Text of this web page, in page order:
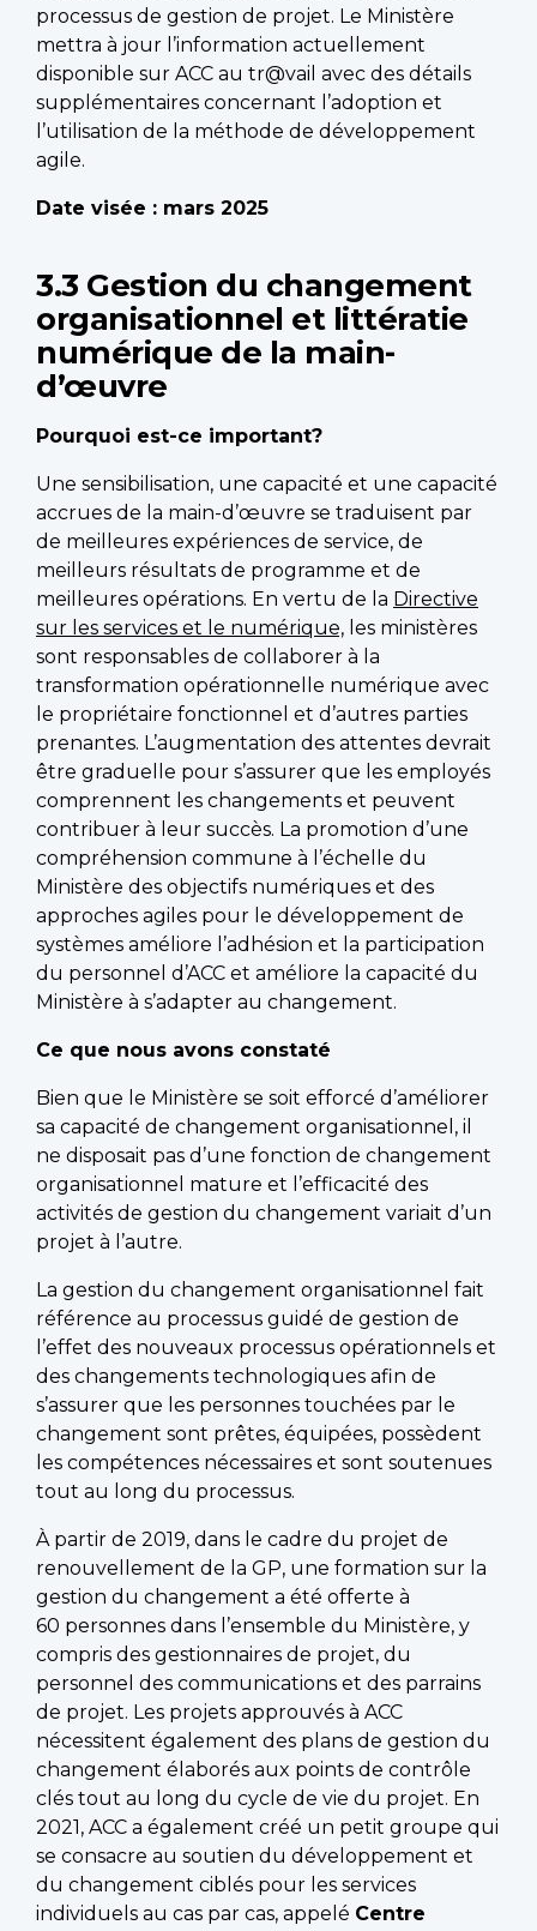
processus de gestion de projet. Le Ministère
mettra à jour l’information actuellement
disponible sur ACC au tr@vail avec des détails
supplémentaires concernant l’adoption et
l’utilisation de la méthode de développement
agile.
Date visée : mars 2025
3.3 Gestion du changement
organisationnel et littératie
numérique de la main-
d’œuvre
Pourquoi est-ce important?
Une sensibilisation, une capacité et une capacité
accrues de la main-d’œuvre se traduisent par
de meilleures expériences de service, de
meilleurs résultats de programme et de
meilleures opérations. En vertu de la Directive
sur les services et le numérique, les ministères
sont responsables de collaborer à la
transformation opérationnelle numérique avec
le propriétaire fonctionnel et d’autres parties
prenantes. L’augmentation des attentes devrait
être graduelle pour s’assurer que les employés
comprennent les changements et peuvent
contribuer à leur succès. La promotion d’une
compréhension commune à l’échelle du
Ministère des objectifs numériques et des
approches agiles pour le développement de
systèmes améliore l’adhésion et la participation
du personnel d’ACC et améliore la capacité du
Ministère à s’adapter au changement.
Ce que nous avons constaté
Bien que le Ministère se soit efforcé d’améliorer
sa capacité de changement organisationnel, il
ne disposait pas d’une fonction de changement
organisationnel mature et l’efficacité des
activités de gestion du changement variait d’un
projet à l’autre.
La gestion du changement organisationnel fait
référence au processus guidé de gestion de
l’effet des nouveaux processus opérationnels et
des changements technologiques afin de
s’assurer que les personnes touchées par le
changement sont prêtes, équipées, possèdent
les compétences nécessaires et sont soutenues
tout au long du processus.
À partir de 2019, dans le cadre du projet de
renouvellement de la GP, une formation sur la
gestion du changement a été offerte à
60 personnes dans l’ensemble du Ministère, y
compris des gestionnaires de projet, du
personnel des communications et des parrains
de projet. Les projets approuvés à ACC
nécessitent également des plans de gestion du
changement élaborés aux points de contrôle
clés tout au long du cycle de vie du projet. En
2021, ACC a également créé un petit groupe qui
se consacre au soutien du développement et
du changement ciblés pour les services
individuels au cas par cas, appelé Centre